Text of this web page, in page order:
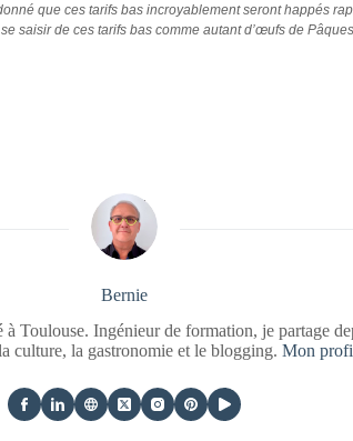
que ces tarifs bas incroyablement seront happés
saisir de ces tarifs bas comme autant d’œufs de
Bernie
Toulouse. Ingénieur de formation, je partage
culture, la gastronomie et le blogging.Mon